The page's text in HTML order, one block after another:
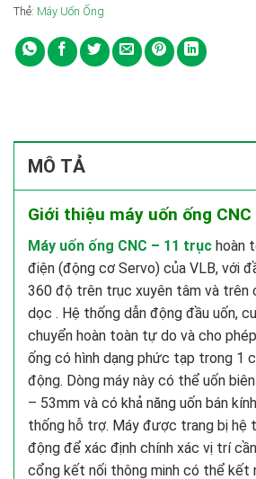
Thẻ: Máy Uốn Ống
MÔ TẢ
Giới thiệu máy uốn ống
Máy uốn ống CNC – 11 trục hoàn
điện (động cơ Servo) của VLB, với
360 độ trên trục xuyên tâm và trên
dọc . Hệ thống dẫn động đầu uốn,
chuyển hoàn toàn tự do và cho
ống có hình dạng phức tạp trong 1
động. Dòng máy này có thể uốn
– 53mm và có khả năng uốn bán
thống hỗ trợ. Máy được trang bị hệ
động để xác định chính xác vị trí
cổng kết nối thông minh có thể kết